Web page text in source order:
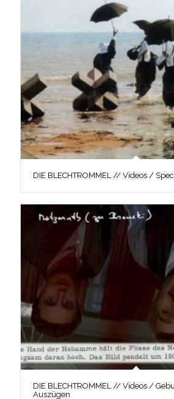
DIE BLECHTROMMEL // Videos /
DIE BLECHTROMMEL // Videos /
Auszügen